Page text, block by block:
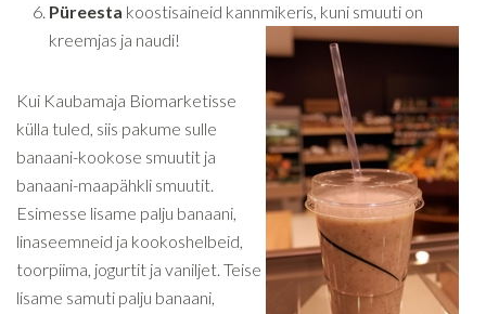
Püreesta koostisaineid kannmikeris, kuni smuuti on
kreemjas ja naudi!
Kui Kaubamaja Biomarketisse
külla tuled, siis pakume sulle
banaani-kookose smuutit ja
banaani-maapähkli smuutit.
Esimesse lisame palju banaani,
linaseemneid ja kookoshelbeid,
toorpiima, jogurtit ja vaniljet. Teise
lisame samuti palju banaani,